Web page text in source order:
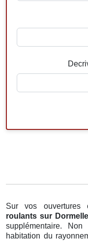
Sur vos ouvertures
roulants sur
supplémentaire.
habitation du